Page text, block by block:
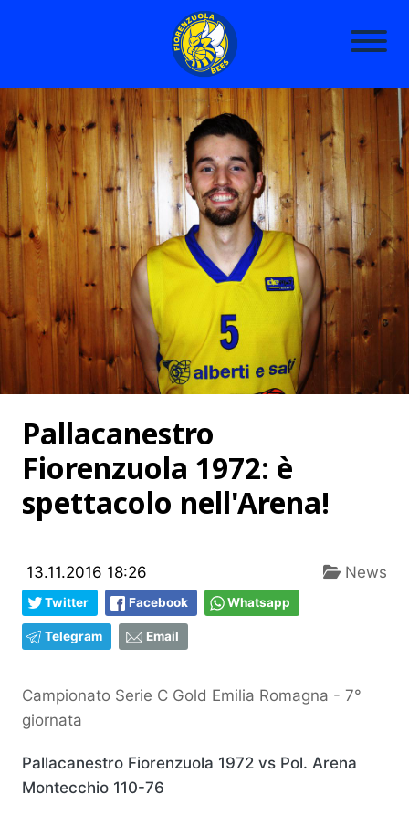
Pallacanestro
Fiorenzuola 1972: è
spettacolo nell'Arena!
13.11.2016 18:26 News
Twitter Facebook Whatsapp
Telegram Email
Campionato Serie C Gold Emilia Romagna - 7°
giornata
Pallacanestro Fiorenzuola 1972 vs Pol. Arena
Montecchio 110-76